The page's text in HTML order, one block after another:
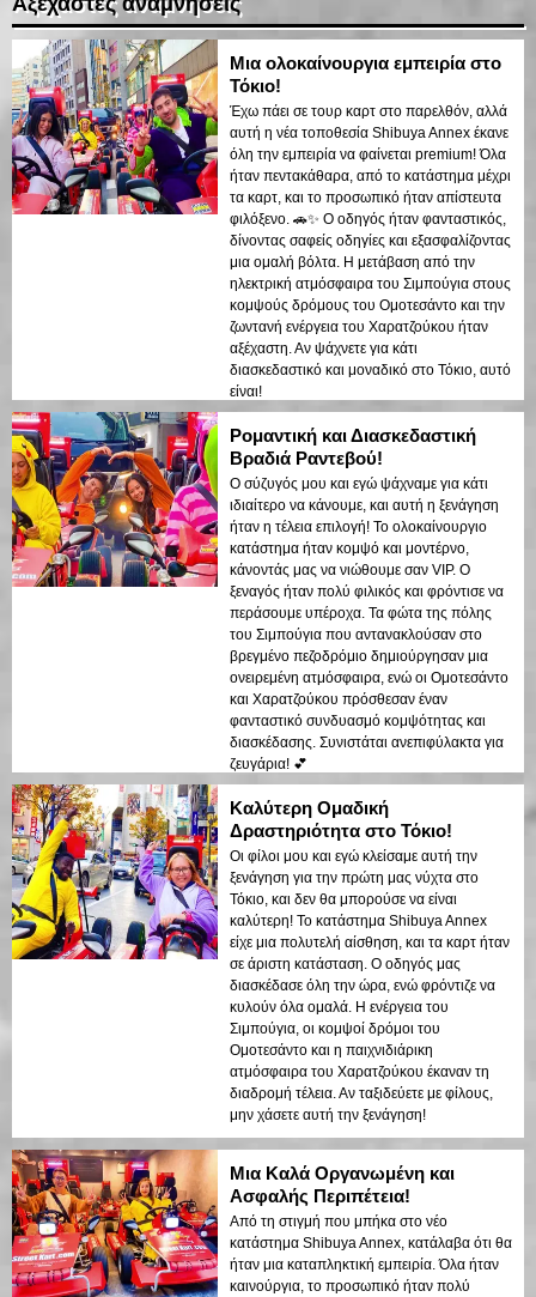
Μια ολοκαίνουργια εμπειρία στο
Τόκιο!
Έχω πάει σε τουρ καρτ στο παρελθόν, αλλά
αυτή η νέα τοποθεσία Shibuya Annex έκανε
όλη την εμπειρία να φαίνεται premium! Όλα
ήταν πεντακάθαρα, από το κατάστημα μέχρι
τα καρτ, και το προσωπικό ήταν απίστευτα
φιλόξενο. 🚗✨ Ο οδηγός ήταν φανταστικός,
δίνοντας σαφείς οδηγίες και εξασφαλίζοντας
μια ομαλή βόλτα. Η μετάβαση από την
ηλεκτρική ατμόσφαιρα του Σιμπούγια στους
κομψούς δρόμους του Ομοτεσάντο και την
ζωντανή ενέργεια του Χαρατζούκου ήταν
αξέχαστη. Αν ψάχνετε για κάτι
διασκεδαστικό και μοναδικό στο Τόκιο, αυτό
είναι!
Ρομαντική και Διασκεδαστική
Βραδιά Ραντεβού!
Ο σύζυγός μου και εγώ ψάχναμε για κάτι
ιδιαίτερο να κάνουμε, και αυτή η ξενάγηση
ήταν η τέλεια επιλογή! Το ολοκαίνουργιο
κατάστημα ήταν κομψό και μοντέρνο,
κάνοντάς μας να νιώθουμε σαν VIP. Ο
ξεναγός ήταν πολύ φιλικός και φρόντισε να
περάσουμε υπέροχα. Τα φώτα της πόλης
του Σιμπούγια που αντανακλούσαν στο
βρεγμένο πεζοδρόμιο δημιούργησαν μια
ονειρεμένη ατμόσφαιρα, ενώ οι Ομοτεσάντο
και Χαρατζούκου πρόσθεσαν έναν
φανταστικό συνδυασμό κομψότητας και
διασκέδασης. Συνιστάται ανεπιφύλακτα για
ζευγάρια! 💕
Καλύτερη Ομαδική
Δραστηριότητα στο Τόκιο!
Οι φίλοι μου και εγώ κλείσαμε αυτή την
ξενάγηση για την πρώτη μας νύχτα στο
Τόκιο, και δεν θα μπορούσε να είναι
καλύτερη! Το κατάστημα Shibuya Annex
είχε μια πολυτελή αίσθηση, και τα καρτ ήταν
σε άριστη κατάσταση. Ο οδηγός μας
διασκέδασε όλη την ώρα, ενώ φρόντιζε να
κυλούν όλα ομαλά. Η ενέργεια του
Σιμπούγια, οι κομψοί δρόμοι του
Ομοτεσάντο και η παιχνιδιάρικη
ατμόσφαιρα του Χαρατζούκου έκαναν τη
διαδρομή τέλεια. Αν ταξιδεύετε με φίλους,
μην χάσετε αυτή την ξενάγηση!
Μια Καλά Οργανωμένη και
Ασφαλής Περιπέτεια!
Από τη στιγμή που μπήκα στο νέο
κατάστημα Shibuya Annex, κατάλαβα ότι θα
ήταν μια καταπληκτική εμπειρία. Όλα ήταν
καινούργια, το προσωπικό ήταν πολύ